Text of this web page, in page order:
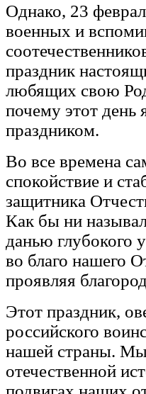
Однако, 23
военных и
праздник
любящих свою
почему этот день
праздником.
Во все времена
спокойствие и
защитника
Как бы ни
данью глубокого
во благо нашего
проявляя
Этот праздник,
российского
нашей страны. Мы
отечественной